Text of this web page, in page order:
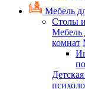
Мебель
Столы
Мебель
комнат